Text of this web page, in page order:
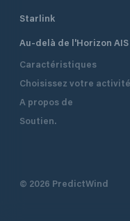
Starlink
Au-delà de l'Horizon AIS
Caractéristiques
Routage Météo
Routage bateau à moteur
Suivi GPS
Choisissez votre activité
Croisière
A propos de
Aperçu
Soutien.
Nous contacter
© 2026 PredictWind